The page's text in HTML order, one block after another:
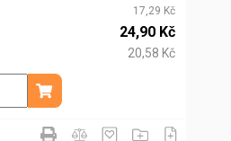
17,29 Kč
24,90 Kč
20,58 Kč
ks
Přidat do košíku